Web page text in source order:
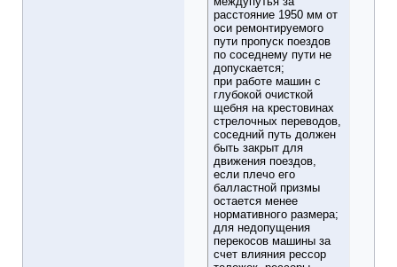
расстояние 1950 мм от
оси ремонтируемого
пути пропуск поездов
по соседнему пути не
допускается;
при работе машин с
глубокой очисткой
щебня на крестовинах
стрелочных переводов,
соседний путь должен
быть закрыт для
движения поездов,
если плечо его
балластной призмы
остается менее
нормативного размера;
для недопущения
перекосов машины за
счет влияния рессор